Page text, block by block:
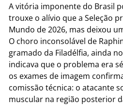
A vitória imponente do Brasil
trouxe o alívio que a Seleção
Mundo de 2026, mas deixou
O choro inconsolável de
gramado da Filadélfia, ainda
indicava que o problema era
os exames de imagem
comissão técnica: o atacante
muscular na região posterior